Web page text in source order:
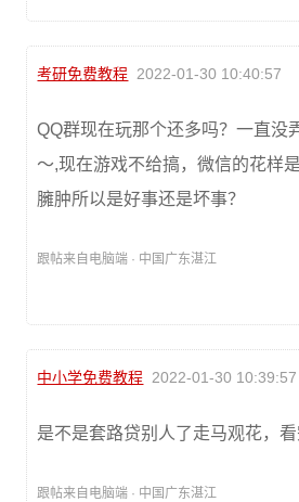
考研免费教程 2022-01-30 10:40:57
QQ群现在玩那个还多吗？一直没
～,现在游戏不给搞，微信的花样
臃肿所以是好事还是坏事？
跟帖来自电脑端 · 中国广东湛江
中小学免费教程 2022-01-30 10:39:57
是不是套路贷别人了走马观花，看
跟帖来自电脑端 · 中国广东湛江